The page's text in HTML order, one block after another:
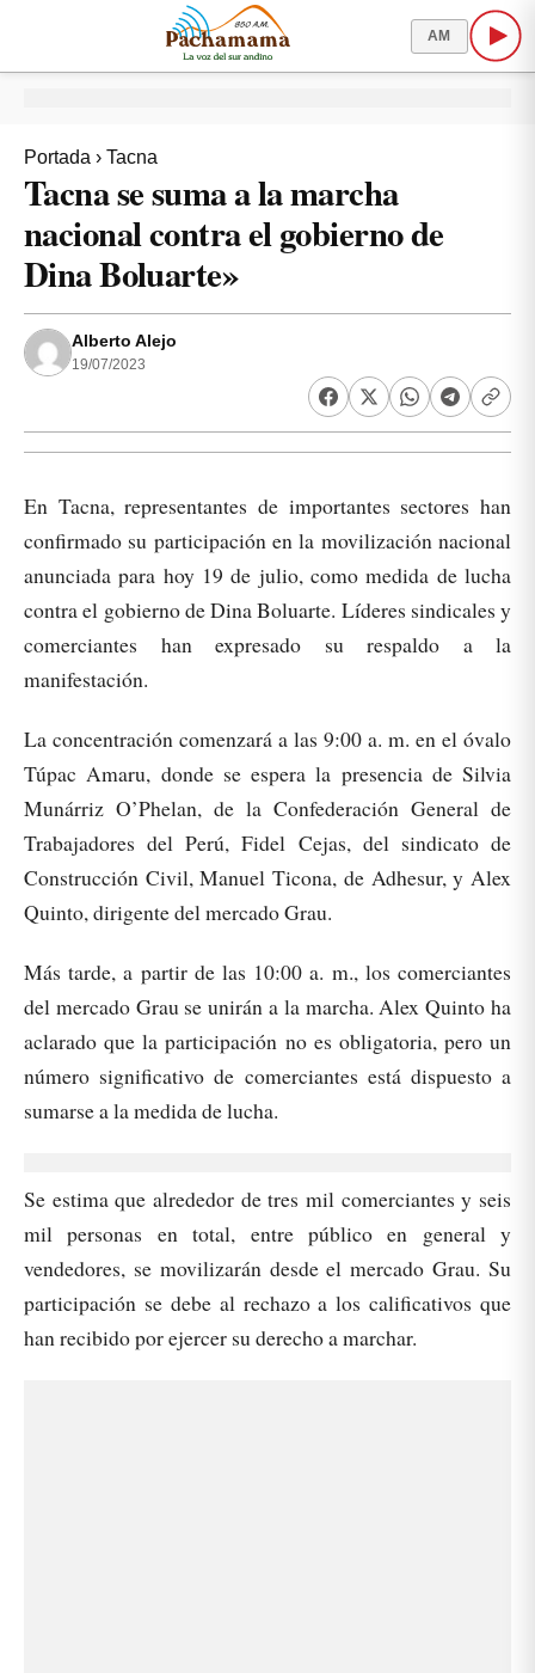
AM
Portada › Tacna
Tacna se suma a la marcha
nacional contra el gobierno de
Dina Boluarte»
Alberto Alejo
19/07/2023
En Tacna, representantes de importantes sectores han
confirmado su participación en la movilización nacional
anunciada para hoy 19 de julio, como medida de lucha
contra el gobierno de Dina Boluarte. Líderes sindicales y
comerciantes han expresado su respaldo a la
manifestación.
La concentración comenzará a las 9:00 a. m. en el óvalo
Túpac Amaru, donde se espera la presencia de Silvia
Munárriz O’Phelan, de la Confederación General de
Trabajadores del Perú, Fidel Cejas, del sindicato de
Construcción Civil, Manuel Ticona, de Adhesur, y Alex
Quinto, dirigente del mercado Grau.
Más tarde, a partir de las 10:00 a. m., los comerciantes
del mercado Grau se unirán a la marcha. Alex Quinto ha
aclarado que la participación no es obligatoria, pero un
número significativo de comerciantes está dispuesto a
sumarse a la medida de lucha.
Se estima que alrededor de tres mil comerciantes y seis
mil personas en total, entre público en general y
vendedores, se movilizarán desde el mercado Grau. Su
participación se debe al rechazo a los calificativos que
han recibido por ejercer su derecho a marchar.